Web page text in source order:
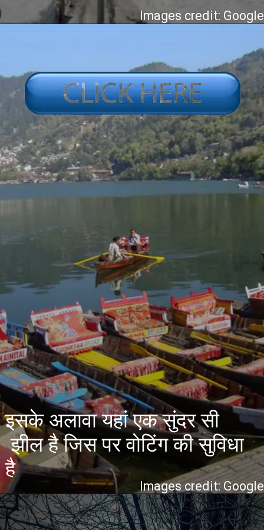
Images credit: Google
इसके अलावा यहां एक सुंदर सी
झील है जिस पर वोटिंग की सुविधा
है
Images credit: Google